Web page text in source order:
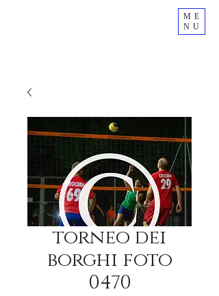
ME
NU
torneo dei
borghi foto
0470